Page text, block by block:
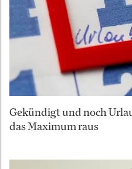
Gekündigt und noch
das Maximum raus